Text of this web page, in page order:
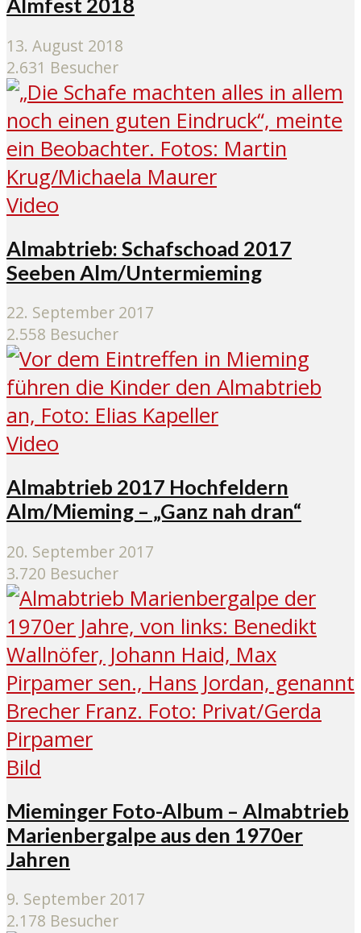
Almfest 2018
13. August 2018
2.631 Besucher
Video
Almabtrieb: Schafschoad 2017
Seeben Alm/Untermieming
22. September 2017
2.558 Besucher
Video
Almabtrieb 2017 Hochfeldern
Alm/Mieming – „Ganz nah dran“
20. September 2017
3.720 Besucher
Bild
Mieminger Foto-Album – Almabtrieb
Marienbergalpe aus den 1970er
Jahren
9. September 2017
2.178 Besucher